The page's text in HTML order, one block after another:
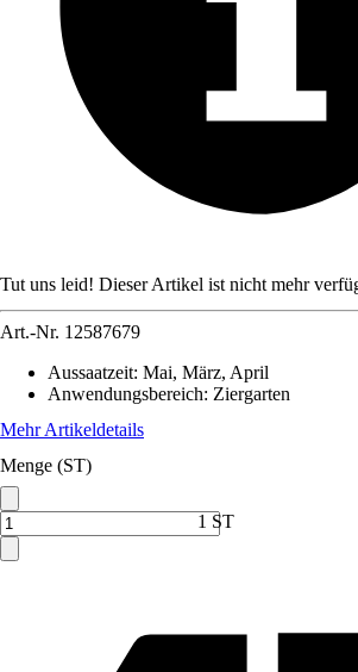
Tut uns leid! Dieser Artikel ist nicht mehr
Art.-Nr. 12587679
Aussaatzeit: Mai, März, April
Anwendungsbereich: Ziergarten
Mehr Artikeldetails
Menge (ST)
1 ST